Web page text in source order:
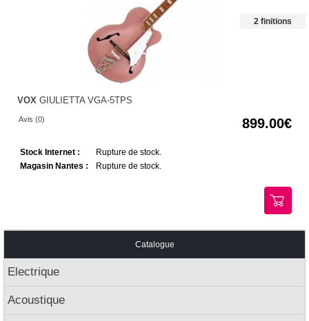
2 finitions
VOX GIULIETTA VGA-5TPS
Avis (0) 899.00
Stock Internet :
Rupture de stock.
Magasin Nantes :
Rupture de stock.
Catalogue
Electrique
Acoustique